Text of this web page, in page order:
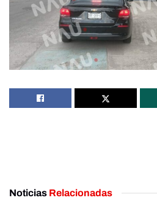
Noticias Relacionadas